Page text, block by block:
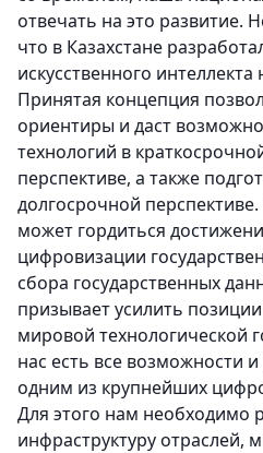
отвечать на это развитие.
что в Казахстане
искусственного
Принятая концепция
ориентиры и даст
технологий в
перспективе, а также
долгосрочной
может гордиться
цифровизации
сбора государственных
призывает усилить
мировой технологической
нас есть все возможности
одним из крупнейших
Для этого нам необходимо
инфраструктуру отраслей,